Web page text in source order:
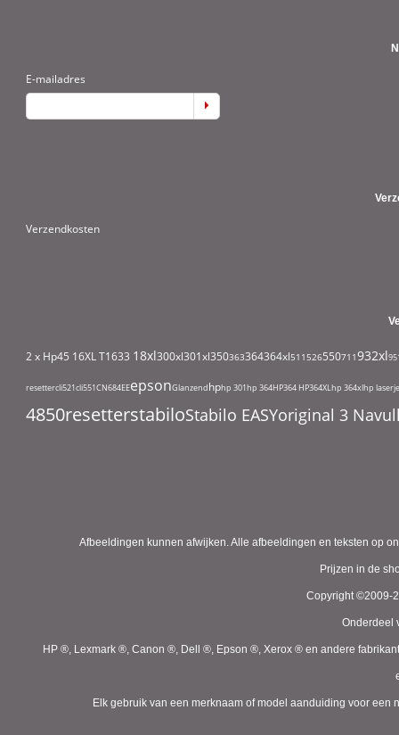
E-mailadres
Verzendkosten
2 x Hp45 16XL T1633 18xl300xl301xl350363364364xl511 526550711932xl
resettercli521cli551CN684EEepsonGlanzendhphp 301hp 364HP364 HP364XLhp 364xlhp
4850resetterstabiloStabilo EASYoriginal 3
Afbeeldingen kunnen afwijken. Alle afbeeldingen en teksten op
Prijzen in de
Copyright ©2009-
Onderdeel
HP ®, Lexmark ®, Canon ®, Dell ®, Epson ®, Xerox ® en andere
Elk gebruik van een merknaam of model aanduiding voor